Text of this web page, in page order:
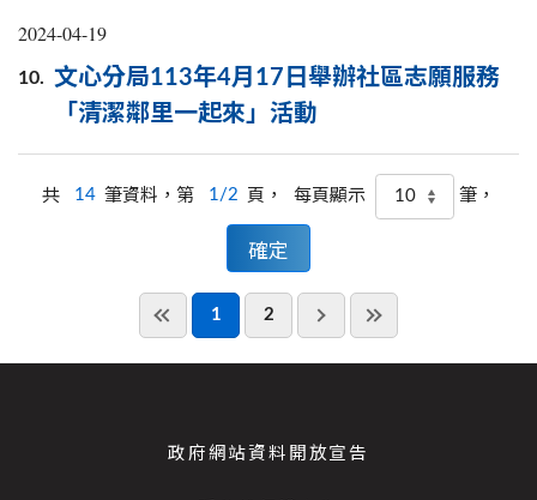
2024-04-19
10. 文心分局113年4月17日舉辦社區志願服務
「清潔鄰里一起來」活動
共 14 筆資料，第 1/2 頁， 每頁顯示 筆，
1 2
政府網站資料開放宣告